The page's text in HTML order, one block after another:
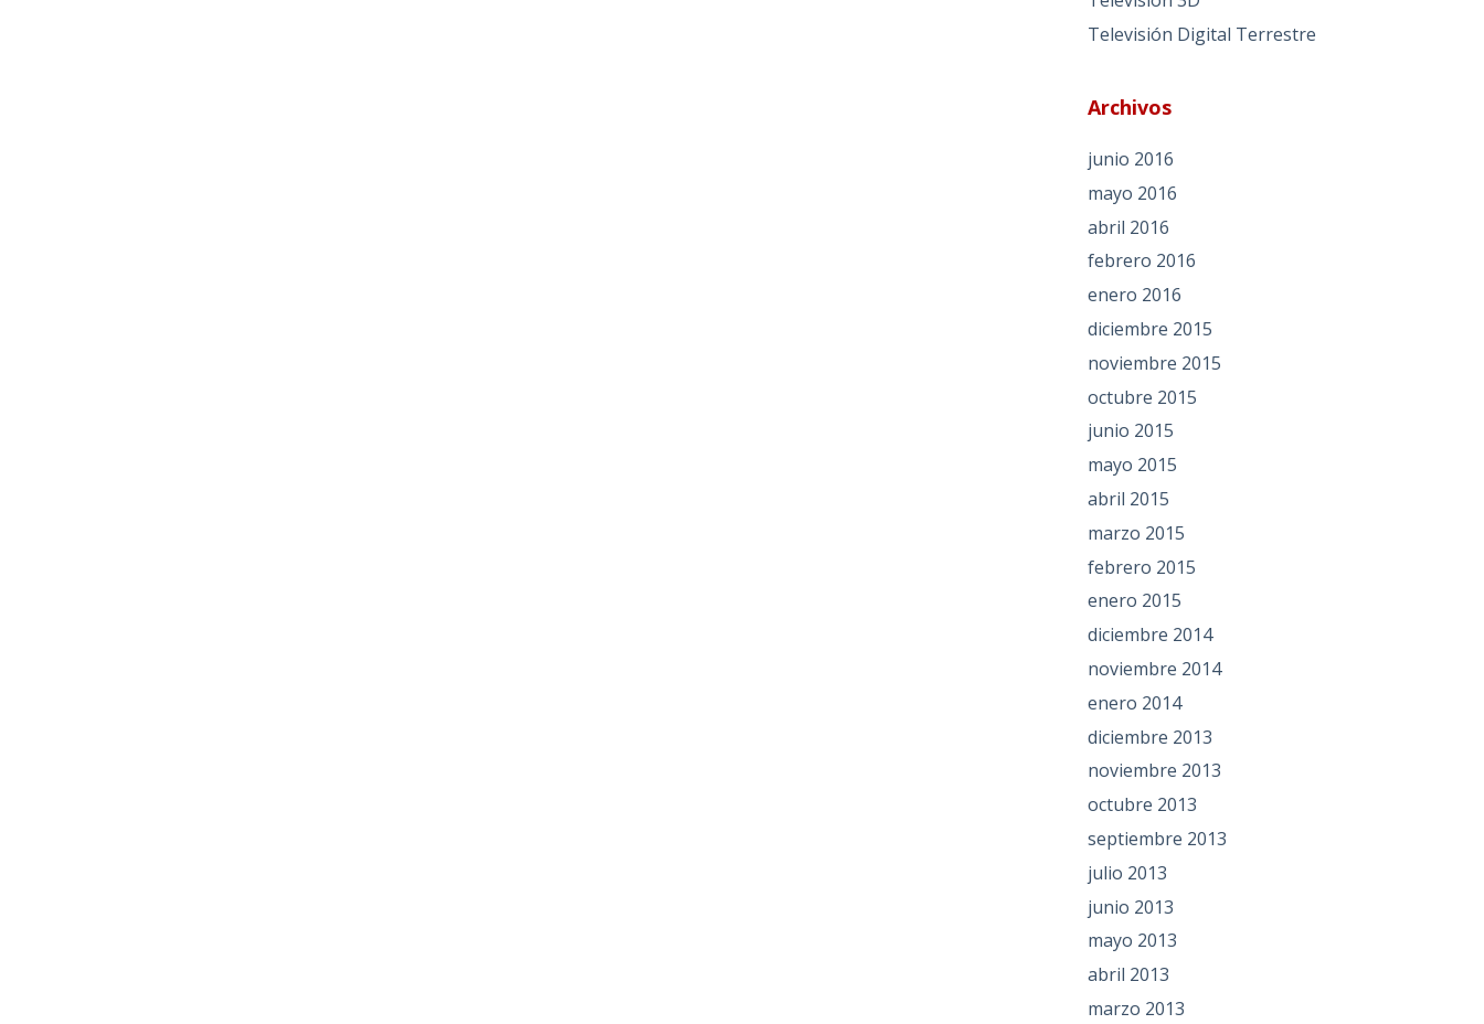
Televisión Digital Terrestre
Archivos
junio 2016
mayo 2016
abril 2016
febrero 2016
enero 2016
diciembre 2015
noviembre 2015
octubre 2015
junio 2015
mayo 2015
abril 2015
marzo 2015
febrero 2015
enero 2015
diciembre 2014
noviembre 2014
enero 2014
diciembre 2013
noviembre 2013
octubre 2013
septiembre 2013
julio 2013
junio 2013
mayo 2013
abril 2013
marzo 2013